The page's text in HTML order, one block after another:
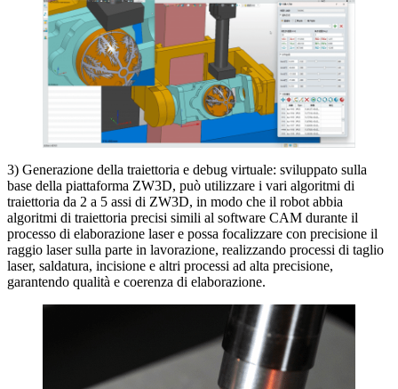
3) Generazione della traiettoria e debug virtuale: sviluppato sulla
base della piattaforma ZW3D, può utilizzare i vari algoritmi di
traiettoria da 2 a 5 assi di ZW3D, in modo che il robot abbia
algoritmi di traiettoria precisi simili al software CAM durante il
processo di elaborazione laser e possa focalizzare con precisione il
raggio laser sulla parte in lavorazione, realizzando processi di taglio
laser, saldatura, incisione e altri processi ad alta precisione,
garantendo qualità e coerenza di elaborazione.